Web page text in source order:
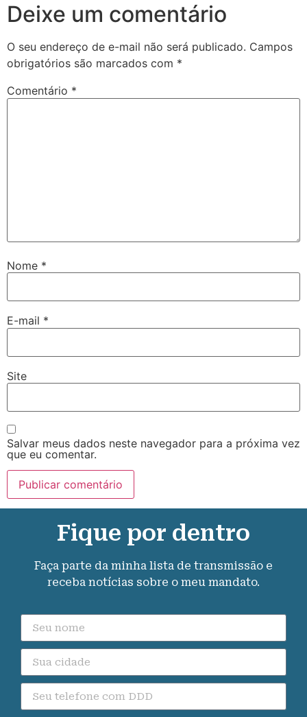
Deixe um comentário
O seu endereço de e-mail não será publicado. Campos
obrigatórios são marcados com *
Comentário *
Nome *
E-mail *
Site
Salvar meus dados neste navegador para a próxima vez
que eu comentar.
Fique por dentro
Faça parte da minha lista de transmissão e
receba notícias sobre o meu mandato.